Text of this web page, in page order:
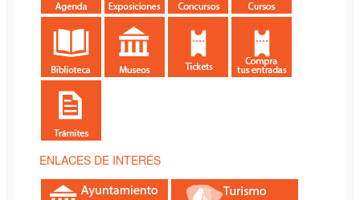
ENLACES DE INTERÉS